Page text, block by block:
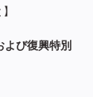
よび復興特別